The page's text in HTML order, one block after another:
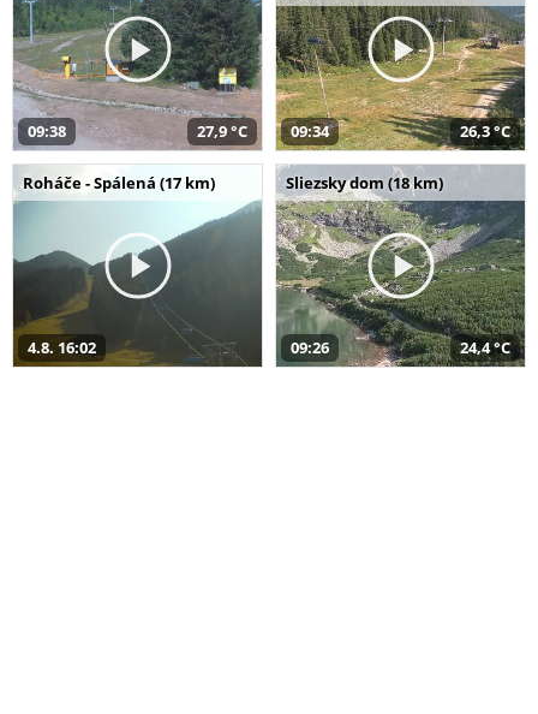
09:38 27,9 °C 09:34 26,3 °C
Roháče - Spálená (17 km)
4.8. 16:02
Sliezsky dom (18 km)
09:26 24,4 °C